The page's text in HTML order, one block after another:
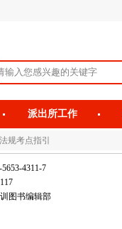
派出所工作
规考点指引
4311-7
图书编辑部